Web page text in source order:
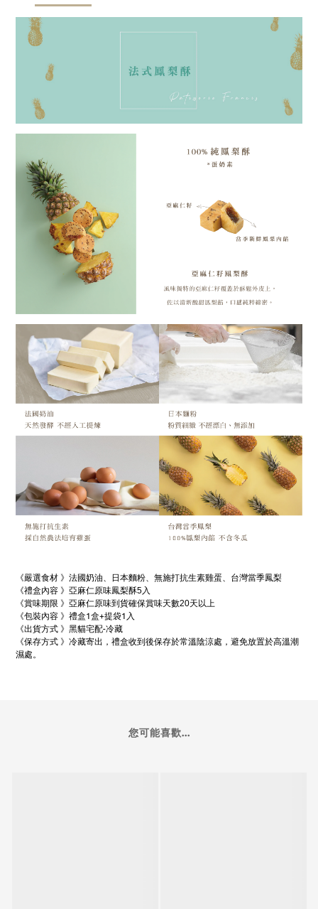
《嚴選食材 》法國奶油、日本麵粉、無施打抗生素雞蛋、台灣當季鳳梨
《禮盒內容 》亞麻仁原味鳳梨酥5入
《賞味期限 》 亞麻仁原味到貨確保賞味天數20天以上
《包裝內容 》禮盒1盒+提袋1 入
《出貨方式 》黑貓宅配-冷藏
《保存方式 》冷藏寄出，禮盒收到後保存於常溫陰涼處，避免放置於高溫潮
濕處。
您可能喜歡...